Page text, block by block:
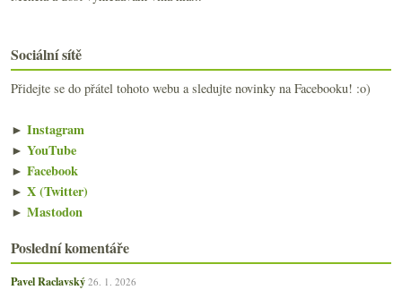
Sociální sítě
Přidejte se do přátel tohoto webu a sledujte novinky na Facebooku! :o)
► Instagram
► YouTube
► Facebook
► X (Twitter)
► Mastodon
Poslední komentáře
Pavel Raclavský 26. 1. 2026